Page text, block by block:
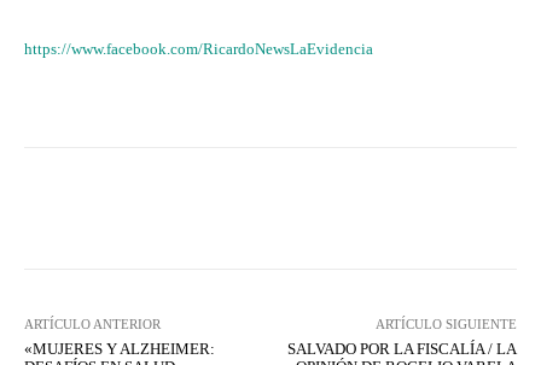
https://www.facebook.com/RicardoNewsLaEvidencia
ARTÍCULO ANTERIOR
«MUJERES Y ALZHEIMER:
ARTÍCULO SIGUIENTE
SALVADO POR LA FISCALÍA / LA